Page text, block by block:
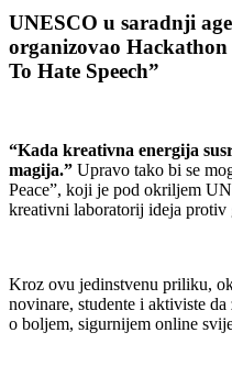
UNESCO u saradnji
organizovao
To Hate Speech”
“Kada kreativna energija
magija.” Upravo tako bi se
Peace”, koji je pod okriljem
kreativni laboratorij ideja protiv
Kroz ovu jedinstvenu priliku,
novinare, studente i aktiviste
o boljem, sigurnijem online